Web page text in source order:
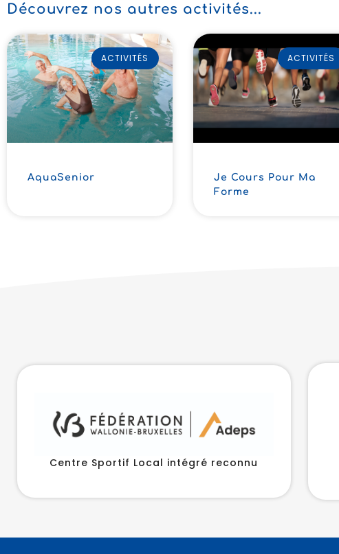
Découvrez nos autres activités...
ACTIVITÉS
AquaSenior
ACTIVITÉS
Je Cours Pour Ma
Forme
Centre Sportif Local intégré reconnu